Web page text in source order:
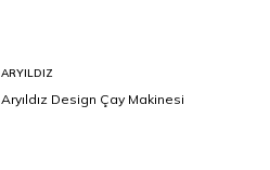
ARYILDIZ
Aryıldız Design Çay Makinesi